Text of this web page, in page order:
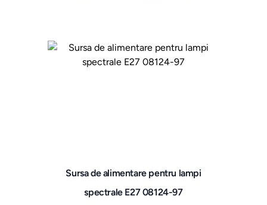
Sursa de alimentare pentru lampi
spectrale E27 08124-97